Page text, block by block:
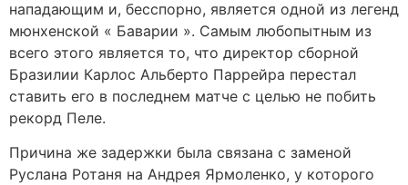
нападающим и, бесспорно, является одной из легенд
мюнхенской « Баварии ». Самым любопытным из
всего этого является то, что директор сборной
Бразилии Карлос Альберто Паррейра перестал
ставить его в последнем матче с целью не побить
рекорд Пеле.
Причина же задержки была связана с заменой
Руслана Ротаня на Андрея Ярмоленко, у которого